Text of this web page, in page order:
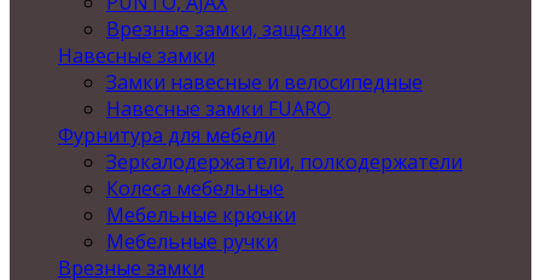
Врезные замки, защелки
Навесные замки
Замки навесные и велосипедные
Навесные замки FUARO
Фурнитура для мебели
Зеркалодержатели, полкодержатели
Колеса мебельные
Мебельные крючки
Мебельные ручки
Врезные замки